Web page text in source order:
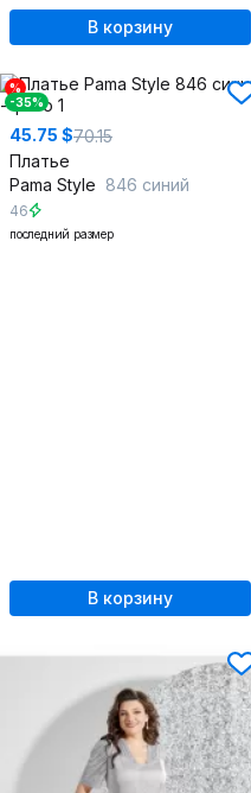
В корзину
%
-35%
45.75 $70.15
Платье
Pama Style 846 синий
46
последний размер
В корзину